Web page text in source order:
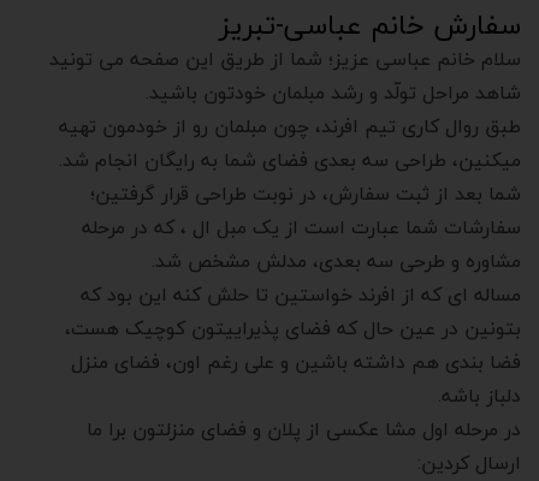
سفارش خانم عباسی-تبریز
سلام خانم عباسی عزیز؛ شما از طریق این صفحه می تونید
شاهد مراحل تولّد و رشد مبلمان خودتون باشید.
طبق روال کاری تیم افرند، چون مبلمان رو از خودمون تهیه
میکنین، طراحی سه بعدی فضای شما به رایگان انجام شد.
شما بعد از ثبت سفارش، در نوبت طراحی قرار گرفتین؛
سفارشات شما عبارت است از یک مبل ال ، که در مرحله
مشاوره و طرحی سه بعدی، مدلش مشخص شد.
مساله ای که از افرند خواستین تا حلش کنه این بود که
بتونین در عین حال که فضای پذیراییتون کوچیک هست،
فضا بندی هم داشته باشین و علی رغم اون، فضای منزل
دلباز باشه.
در مرحله اول مشا عکسی از پلان و فضای منزلتون برا ما
ارسال کردین: